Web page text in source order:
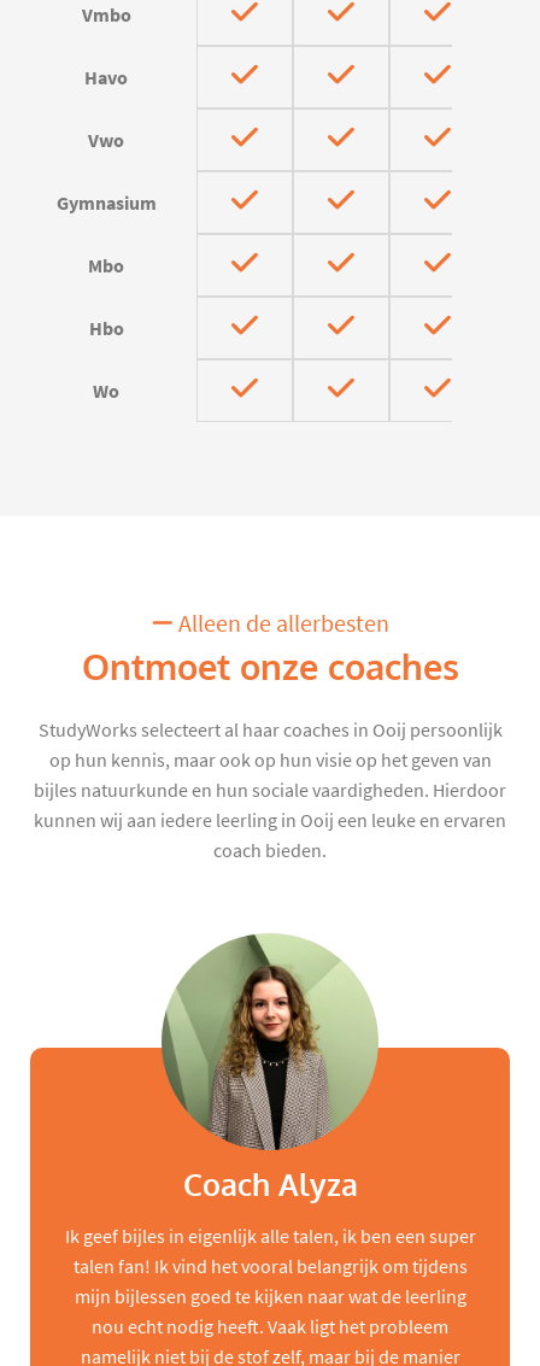
Vmbo
Havo
Vwo
Gymnasium
Mbo
Hbo
Wo
Alleen de allerbesten
Ontmoet onze coaches
StudyWorks selecteert al haar coaches in Ooij persoonlijk
op hun kennis, maar ook op hun visie op het geven van
bijles natuurkunde en hun sociale vaardigheden. Hierdoor
kunnen wij aan iedere leerling in Ooij een leuke en ervaren
coach bieden.
Coach Alyza
Ik geef bijles in eigenlijk alle talen, ik ben een super
talen fan! Ik vind het vooral belangrijk om tijdens
mijn bijlessen goed te kijken naar wat de leerling
nou echt nodig heeft. Vaak ligt het probleem
namelijk niet bij de stof zelf, maar bij de manier